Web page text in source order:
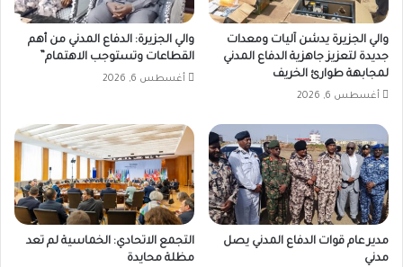
والي الجزيرة يدشن آليات ومعدات
جديدة لتعزيز جاهزية الدفاع المدني
لمجابهة طوارئ الخريف
أغسطس 6, 2026
والي الجزيرة: الدفاع المدني من أهم
القطاعات وتستوجب الاهتمام”
أغسطس 6, 2026
مدير عام قوات الدفاع المدني يصل
مدني
التجمع الاتحادي: الخماسية لم تعد
مظلة محايدة